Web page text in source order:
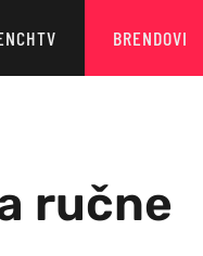
BRENDOVI
ručne